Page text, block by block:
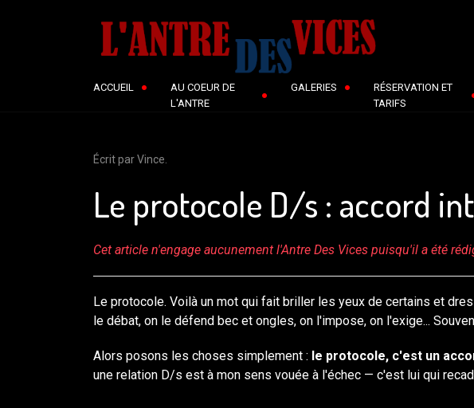
ACCUEIL
AU COEUR DE
L'ANTRE
GALERIES
RÉSERVATION ET
TARIFS
Écrit par Vince.
Le protocole D/s : accord
Cet article n'engage aucunement l'Antre Des Vices puisqu'il a été
Le protocole. Voilà un mot qui fait briller les yeux de certains et
le débat, on le défend bec et ongles, on l'impose, on l'exige...
Alors posons les choses simplement : le protocole, c'est un
une relation D/s est à mon sens vouée à l'échec — c'est lui qui